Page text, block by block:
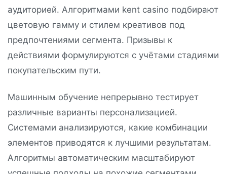
аудиторией. Алгоритмами kent casino подбирают
цветовую гамму и стилем креативов под
предпочтениями сегмента. Призывы к
действиями формулируются с учётами стадиями
покупательским пути.
Машинным обучение непрерывно тестирует
различные варианты персонализацией.
Системами анализируются, какие комбинации
элементов приводятся к лучшими результатам.
Алгоритмы автоматическим масштабируют